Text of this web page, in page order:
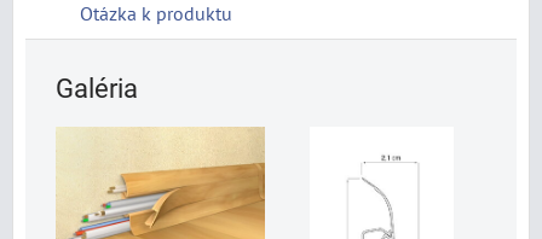
Otázka k produktu
Galéria